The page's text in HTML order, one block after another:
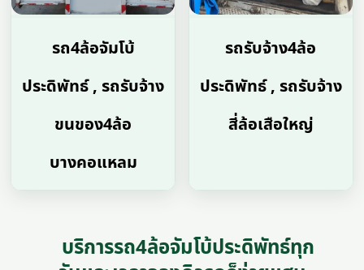
รถ4ล้อจัมโบ้
ประดิพัทธ์ , รถรับจ้าง
ขนของ4ล้อ
บางคอแหลม
รถรับจ้าง4ล้อ
ประดิพัทธ์ , รถรับจ้าง
สี่ล้อเสือใหญ่
บริการรถ4ล้อจัมโบ้ประดิพัทธ์ทุก